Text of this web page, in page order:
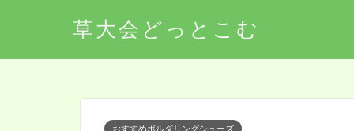
草大会どっとこむ
おすすめボルダリングシューズ